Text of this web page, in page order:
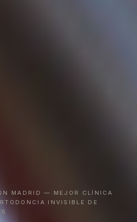
MADRID — MEJOR CLÍNICA
INVISIBLE DE